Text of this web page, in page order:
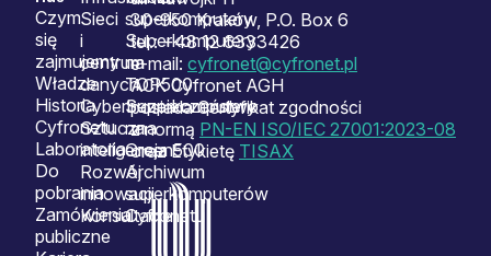
Czym
się
zajmujemy
Władze
Historia
Cyfronetu
Laboratoria
Do
pobrania
Zamówienia
publiczne
Sieci
i
centrum
danych
Cyberbezpieczeństwo
Sztuczna
inteligencja
Rozwój
innowacji
Konsultacje
superkomputery
Superkomputery
na
TOP500
Superkomputery
na
Green500
Archiwum
superkomputerów
Cyfronetu
30-950 Kraków, P.O. Box 6
tel.: +48 12 6333426
e-mail: cyfronet@cyfronet.pl
ACK Cyfronet AGH
posiada Certyfikat zgodności
z normą PN-EN ISO/IEC 27001:2023-08
oraz Etykietę TISAX